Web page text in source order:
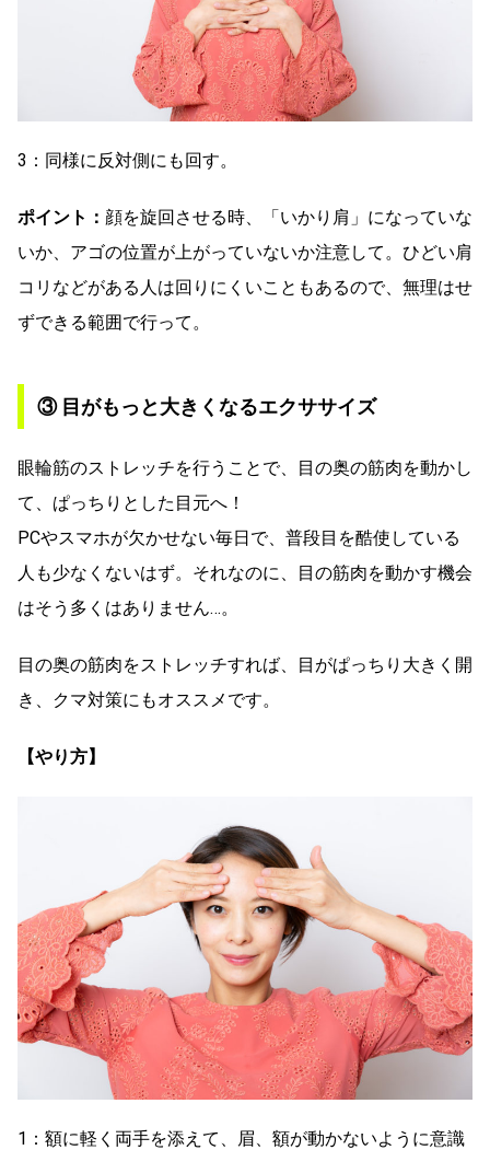
3：同様に反対側にも回す。
ポイント： 顔を旋回させる時、「いかり肩」になっていな
いか、アゴの位置が上がっていないか注意して。ひどい肩
コリなどがある人は回りにくいこともあるので、無理はせ
ずできる範囲で行って。
③ 目がもっと大きくなるエクササイズ
眼輪筋のストレッチを行うことで、目の奥の筋肉を動かし
て、ぱっちりとした目元へ！
PCやスマホが欠かせない毎日で、普段目を酷使している
人も少なくないはず。それなのに、目の筋肉を動かす機会
はそう多くはありません…。
目の奥の筋肉をストレッチすれば、目がぱっちり大きく開
き、クマ対策にもオススメです。
【やり方】
1：額に軽く両手を添えて、眉、額が動かないように意識